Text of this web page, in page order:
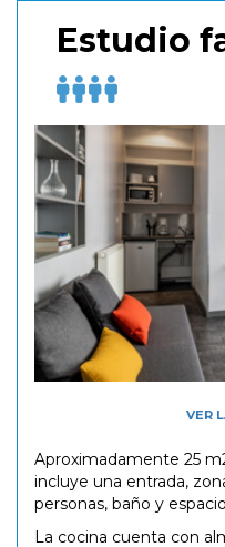
Estudio
VER
Aproximadamente 25
incluye una entrada,
personas, baño y
La cocina cuenta con